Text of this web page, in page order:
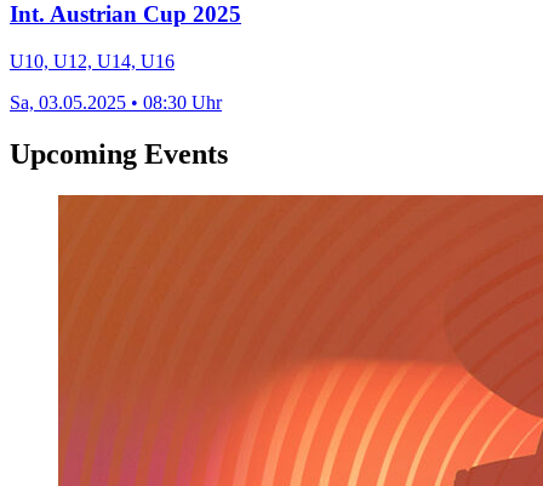
Int. Austrian Cup 2025
U10, U12, U14, U16
Sa, 03.05.2025 • 08:30 Uhr
Upcoming Events